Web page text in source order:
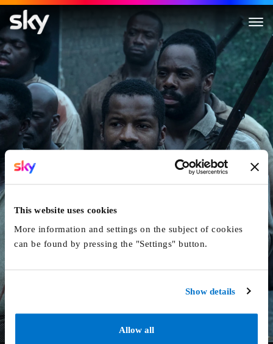
This website uses cookies
More information and settings on the subject of cookies
can be found by pressing the "Settings" button.
Show details
Allow all
The Birth Of A Nation